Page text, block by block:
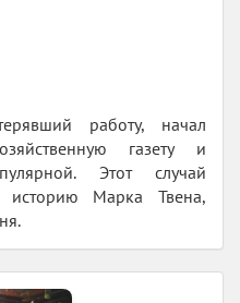
работу, начал
газету и
Этот случай
историю Марка Твена,